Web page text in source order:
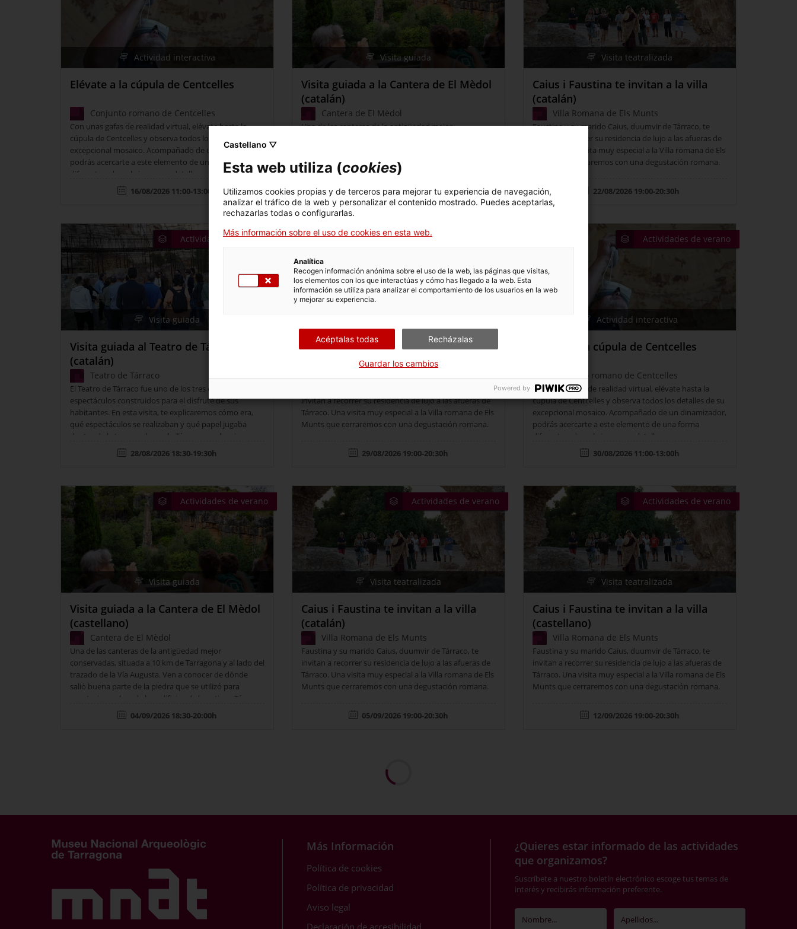
Actividad interactiva
Elévate a la cúpula de Centcelles
Conjunto romano de Centcelles
Con unas gafas de realidad virtual, elévate hasta la
cúpula de Centcelles y observa todos los detalles de su
excepcional mosaico. Acompañado de un dinamizador,
podrás acercarte a este elemento de una forma
diferente y descubrir nuevos detalles.
16/08/2026 11:00-13:00h
Visita guiada
Visita guiada a la Cantera de El Mèdol
(catalán)
Cantera de El Mèdol
Una de las canteras de la antigüedad mejor
salió buena parte de la piedra que se utilizó para
construir muchos de los edificios de la antigua Tárraco
y adéntrate en sus valores geológicos y
naturales. Punto de encuentro: Área de servicio El
Mèdol - Autopista AP-7 km 237 (dirección Tarragona).…
21/08/2026 18:30-20:00h
Visita teatralizada
Caius i Faustina te invitan a la villa
(catalán)
Villa Romana de Els Munts
Faustina y su marido Caius, duumvir de Tárraco, te
invitan a recorrer su residencia de lujo a las afueras de
Tárraco. Una visita muy especial a la Villa romana de Els
Munts que cerraremos con una degustación romana.
22/08/2026 19:00-20:30h
Actividades de verano
Visita guiada
Visita guiada al Teatro de Tárraco
(catalán)
Teatro de Tárraco
El Teatro de Tárraco fue uno de los tres edificios de
espectáculos construidos para el disfrute de sus
habitantes. En esta visita, te explicaremos cómo era,
qué espectáculos se realizaban y qué papel jugaba
dentro de la trama urbana de Tárraco y su barrio
28/08/2026 18:30-19:30h
Actividades de verano
Caius i Faustina te invitan a la villa
(castellano)
Villa Romana de Els Munts
invitan a recorrer su residencia de lujo a las afueras de
Tárraco. Una visita muy especial a la Villa romana de Els
Munts que cerraremos con una degustación romana.
29/08/2026 19:00-20:30h
Actividades de verano
Actividad interactiva
Elévate a la cúpula de Centcelles
Conjunto romano de Centcelles
Con unas gafas de realidad virtual, elévate hasta la
cúpula de Centcelles y observa todos los detalles de su
excepcional mosaico. Acompañado de un dinamizador,
podrás acercarte a este elemento de una forma
diferente y descubrir nuevos detalles.
30/08/2026 11:00-13:00h
Actividades de verano
Visita guiada
Visita guiada a la Cantera de El Mèdol
(castellano)
Cantera de El Mèdol
Una de las canteras de la antigüedad mejor
conservadas, situada a 10 km de Tarragona y al lado del
trazado de la Vía Augusta. Ven a conocer de dónde
salió buena parte de la piedra que se utilizó para
construir muchos de los edificios de la antigua Tárraco
y adéntrate en sus valores geológicos y
naturales. Punto de encuentro: Área de servicio El
04/09/2026 18:30-20:00h
Actividades de verano
Visita teatralizada
Caius i Faustina te invitan a la villa
(catalán)
Villa Romana de Els Munts
Faustina y su marido Caius, duumvir de Tárraco, te
invitan a recorrer su residencia de lujo a las afueras de
Tárraco. Una visita muy especial a la Villa romana de Els
Munts que cerraremos con una degustación romana.
05/09/2026 19:00-20:30h
Actividades de verano
Visita teatralizada
Caius i Faustina te invitan a la villa
(castellano)
Villa Romana de Els Munts
Faustina y su marido Caius, duumvir de Tárraco, te
invitan a recorrer su residencia de lujo a las afueras de
Tárraco. Una visita muy especial a la Villa romana de Els
Munts que cerraremos con una degustación romana.
12/09/2026 19:00-20:30h
Más Información
Política de cookies
Política de privacidad
Aviso legal
Declaración de accesibilidad
¿Quieres estar informado de las actividades
que organizamos?
Suscríbete a nuestro boletín electrónico escoge tus temas de
interés y recibirás información preferente.
Castellano ▽
Esta web utiliza (cookies)
Utilizamos cookies propias y de terceros para mejorar tu experiencia de navegación,
analizar el tráfico de la web y personalizar el contenido mostrado. Puedes aceptarlas,
rechazarlas todas o configurarlas.
Más información sobre el uso de cookies en esta web.
Analítica
Recogen información anónima sobre el uso de la web, las páginas que visitas,
los elementos con los que interactúas y cómo has llegado a la web. Esta
información se utiliza para analizar el comportamiento de los usuarios en la web
y mejorar su experiencia.
Acéptalas todas Recházalas
Guardar los cambios
Powered by